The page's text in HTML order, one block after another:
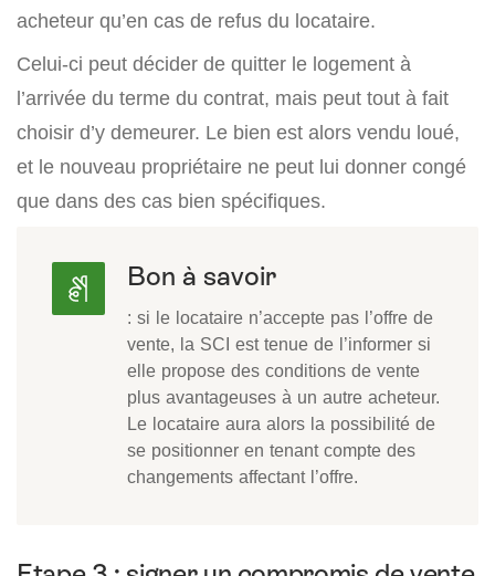
acheteur qu’en cas de refus du locataire.
Celui-ci peut décider de quitter le logement à
l’arrivée du terme du contrat, mais peut tout à fait
choisir d’y demeurer. Le bien est alors vendu loué,
et le nouveau propriétaire ne peut lui donner congé
que dans des cas bien spécifiques.
Bon à savoir
: si le locataire n’accepte pas l’offre de
vente, la SCI est tenue de l’informer si
elle propose des conditions de vente
plus avantageuses à un autre acheteur.
Le locataire aura alors la possibilité de
se positionner en tenant compte des
changements affectant l’offre.